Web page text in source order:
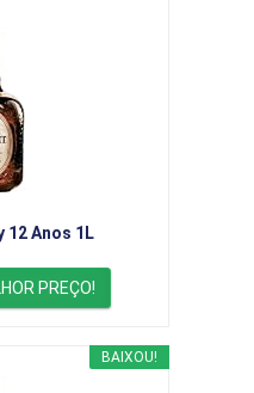
12 Anos 1L
PREÇO!
BAIXOU!